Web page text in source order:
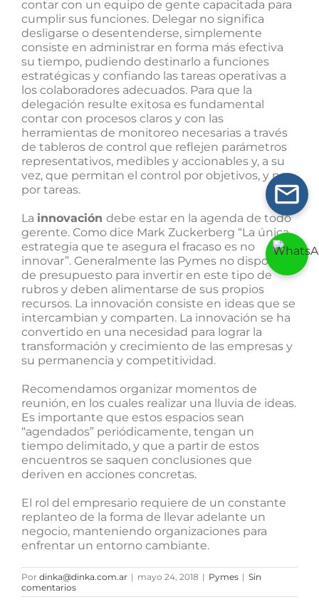
contar con un equipo de gente capacitada para
cumplir sus funciones. Delegar no significa
desligarse o desentenderse, simplemente
consiste en administrar en forma más efectiva
su tiempo, pudiendo destinarlo a funciones
estratégicas y confiando las tareas operativas a
los colaboradores adecuados. Para que la
delegación resulte exitosa es fundamental
contar con procesos claros y con las
herramientas de monitoreo necesarias a través
de tableros de control que reflejen parámetros
representativos, medibles y accionables y, a su
vez, que permitan el control por objetivos, y no
por tareas.
La innovación debe estar en la agenda de todo
gerente. Como dice Mark Zuckerberg “La única
estrategia que te asegura el fracaso es no
innovar”. Generalmente las Pymes no disponen
de presupuesto para invertir en este tipo de
rubros y deben alimentarse de sus propios
recursos. La innovación consiste en ideas que se
intercambian y comparten. La innovación se ha
convertido en una necesidad para lograr la
transformación y crecimiento de las empresas y
su permanencia y competitividad.
Recomendamos organizar momentos de
reunión, en los cuales realizar una lluvia de ideas.
Es importante que estos espacios sean
“agendados” periódicamente, tengan un
tiempo delimitado, y que a partir de estos
encuentros se saquen conclusiones que
deriven en acciones concretas.
El rol del empresario requiere de un constante
replanteo de la forma de llevar adelante un
negocio, manteniendo organizaciones para
enfrentar un entorno cambiante.
Por dinka@dinka.com.ar | mayo 24, 2018 | Pymes | Sin
comentarios